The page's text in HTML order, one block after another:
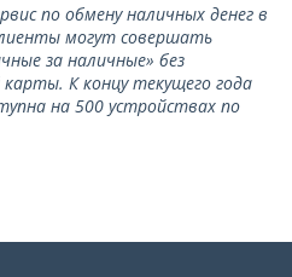
по обмену наличных денег в
могут совершать
за наличные» без
К концу текущего года
на 500 устройствах по